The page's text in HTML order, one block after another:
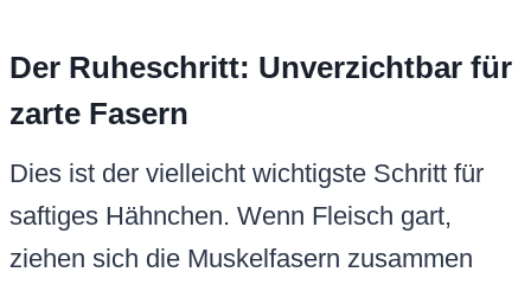
Der Ruheschritt: Unverzichtbar für
zarte Fasern
Dies ist der vielleicht wichtigste Schritt für
saftiges Hähnchen. Wenn Fleisch gart,
ziehen sich die Muskelfasern zusammen